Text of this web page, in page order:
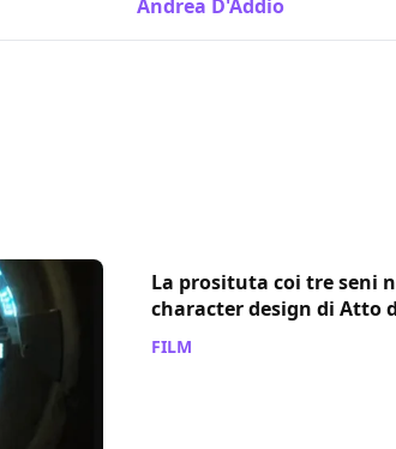
Andrea D'Addio
La prosituta coi tre seni
character design di Atto
FILM